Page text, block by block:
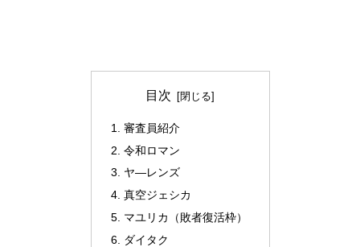
目次
審査員紹介
令和ロマン
ヤ―レンズ
真空ジェシカ
マユリカ（敗者復活枠）
ダイタク